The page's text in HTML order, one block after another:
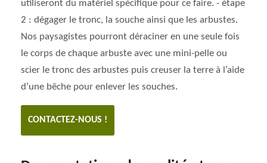
utiliseront du matériel spécifique pour ce faire. - étape
2 : dégager le tronc, la souche ainsi que les arbustes.
Nos paysagistes pourront déraciner en une seule fois
le corps de chaque arbuste avec une mini-pelle ou
scier le tronc des arbustes puis creuser la terre à l’aide
d’une bêche pour enlever les souches.
CONTACTEZ-NOUS !